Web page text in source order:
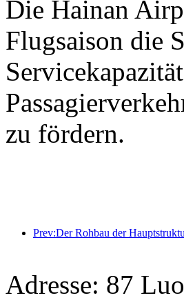
Die Hainan
Flugsaison die
zu fördern.
Adresse: 87